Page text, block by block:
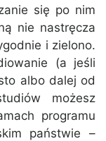
się po nim
nie nastręcza
i zielono.
(a jeśli
albo dalej od
możesz
programu
państwie –